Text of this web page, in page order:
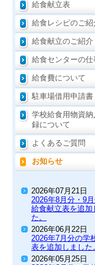
給食献立表
給食レシピのご紹
給食献立のご紹介
給食センターの仕
給食費について
駐車場借用申請書
学校給食用物資
録について
よくあるご質問
お知らせ
2026年07月21日
2026年8月分・9
給食献立表を追加
た。
2026年06月22日
2026年7月分の学
表を追加しました
2026年05月25日